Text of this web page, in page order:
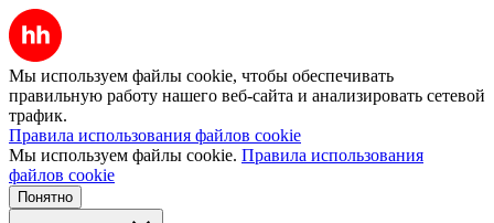
Мы используем файлы cookie, чтобы обеспечивать
правильную работу нашего веб-сайта и анализировать сетевой
трафик.
Правила использования файлов cookie
Мы используем файлы cookie. Правила использования
файлов cookie
Понятно